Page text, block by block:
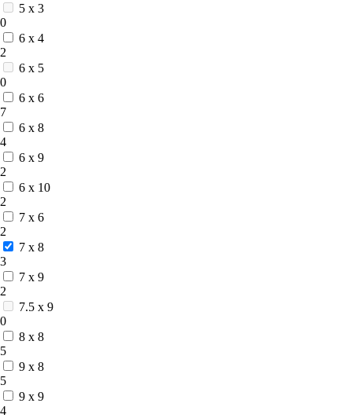
5 x 3
0
6 x 4
2
6 x 5
0
6 x 6
7
6 x 8
4
6 x 9
2
6 x 10
2
7 x 6
2
7 x 8
3
7 x 9
2
7.5 x 9
0
8 x 8
5
9 x 8
5
9 x 9
4